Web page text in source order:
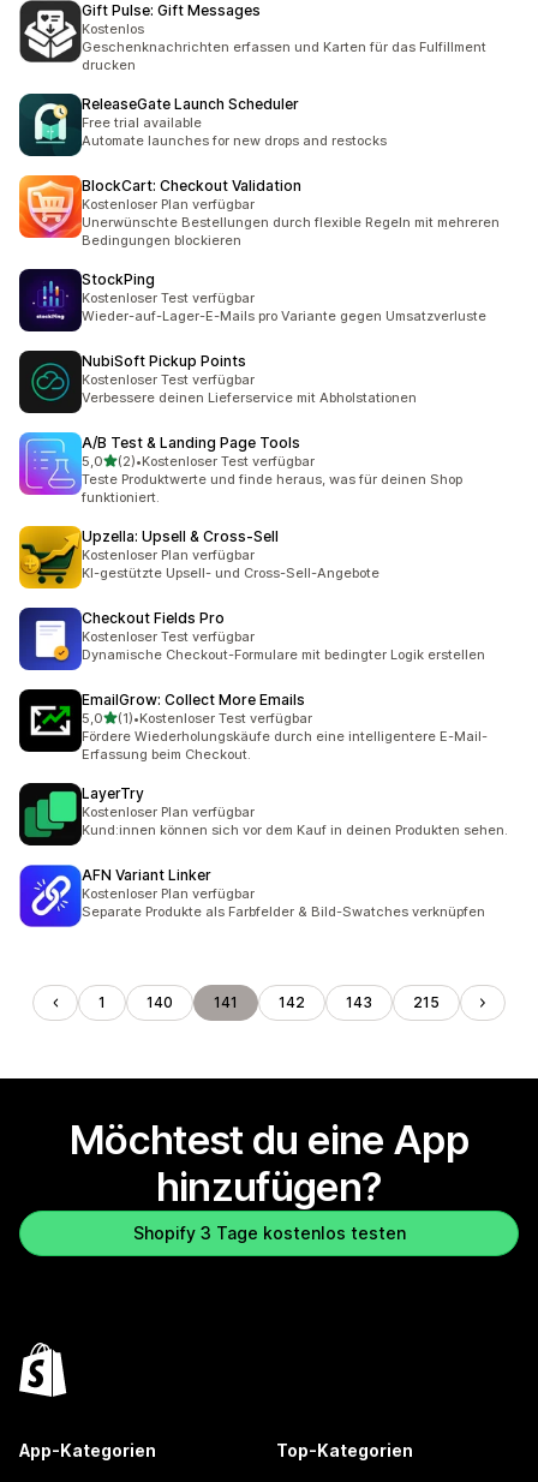
Gift Pulse: Gift Messages
Kostenlos
Geschenknachrichten erfassen und Karten für das Fulfillment
drucken
ReleaseGate Launch Scheduler
Free trial available
Automate launches for new drops and restocks
BlockCart: Checkout Validation
Kostenloser Plan verfügbar
Unerwünschte Bestellungen durch flexible Regeln mit mehreren
Bedingungen blockieren
StockPing
Kostenloser Test verfügbar
Wieder-auf-Lager-E-Mails pro Variante gegen Umsatzverluste
NubiSoft Pickup Points
Kostenloser Test verfügbar
Verbessere deinen Lieferservice mit Abholstationen
A/B Test & Landing Page Tools
5,0von 5 Sternen
(2)
2 Rezensionen insgesamt
•Kostenloser Test verfügbar
Teste Produktwerte und finde heraus, was für deinen Shop
funktioniert.
Upzella: Upsell & Cross‑Sell
Kostenloser Plan verfügbar
KI-gestützte Upsell- und Cross-Sell-Angebote
Checkout Fields Pro
Kostenloser Test verfügbar
Dynamische Checkout-Formulare mit bedingter Logik erstellen
EmailGrow: Collect More Emails
5,0von 5 Sternen
(1)
1 Rezensionen insgesamt
•Kostenloser Test verfügbar
Fördere Wiederholungskäufe durch eine intelligentere E-Mail-
Erfassung beim Checkout.
LayerTry
Kostenloser Plan verfügbar
Kund:innen können sich vor dem Kauf in deinen Produkten sehen.
AFN Variant Linker
Kostenloser Plan verfügbar
Separate Produkte als Farbfelder & Bild-Swatches verknüpfen
1 140 141 142 143 215
Möchtest du eine App
hinzufügen?
Shopify 3 Tage kostenlos testen
App-Kategorien Top-Kategorien